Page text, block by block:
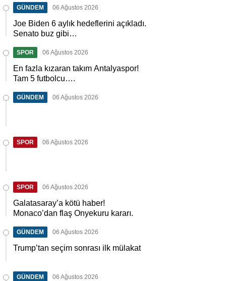
GÜNDEM 06 Ağustos 2026
Joe Biden 6 aylık hedeflerini açıkladı.
Senato buz gibi…
SPOR 06 Ağustos 2026
En fazla kızaran takım Antalyaspor!
Tam 5 futbolcu….
GÜNDEM 06 Ağustos 2026
SPOR 06 Ağustos 2026
SPOR 06 Ağustos 2026
Galatasaray’a kötü haber!
Monaco’dan flaş Onyekuru kararı.
GÜNDEM 06 Ağustos 2026
Trump’tan seçim sonrası ilk mülakat
GÜNDEM 06 Ağustos 2026